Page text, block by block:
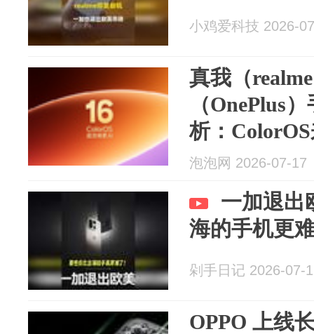
小鸡爱科技 2026-
真我（
（OnePlus
析：
体验会怎样
泡泡网 2026-07-17
一加退出
海的手机更
剁手日记 2026-07-
OPPO 上线